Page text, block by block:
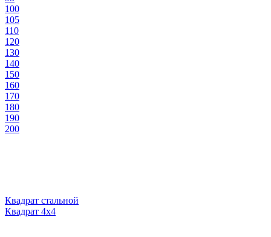
100
105
110
120
130
140
150
160
170
180
190
200
Квадрат стальной
Квадрат 4х4